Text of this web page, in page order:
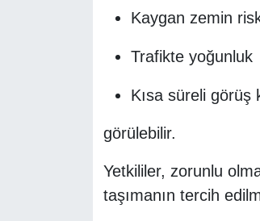
Kaygan zemin
Trafikte yoğunluk
Kısa süreli görüş
görülebilir.
Yetkililer, zorunlu
taşımanın tercih